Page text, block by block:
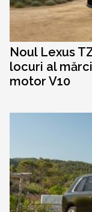
Noul Lexus
locuri al
motor V10